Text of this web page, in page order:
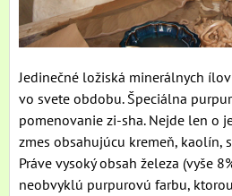
Jedinečné ložiská minerálnych
vo svete obdobu. Špeciálna
pomenovanie zi-sha. Nejde len o
zmes obsahujúcu kremeň, kaolín,
Práve vysoký obsah železa (vyše
neobvyklú purpurovú farbu,